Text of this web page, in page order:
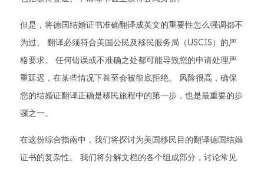
但是，将德国结婚证书准确翻译成英文的重要性怎么强调都不
为过。 翻译必须符合美国公民及移民服务局（USCIS）的严
格要求。 任何错误或不准确之处都可能导致您的申请处理严
重延迟，在某些情况下甚至会被彻底拒绝。 风险很高，确保
您的结婚证翻译正确是移民旅程中的第一步，也是最重要的步
骤之一。
在这份综合指南中，我们将探讨为美国移民目的翻译德国结婚
证书的复杂性。 我们将分解文档的各个组成部分，讨论常见